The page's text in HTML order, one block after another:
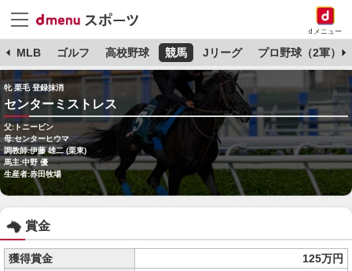
dメニュー
MLB ゴルフ 高校野球 競馬 Jリーグ プロ野球（2軍）
牝 栗毛 登録抹消
センターミストレス
父:トニービン
母:センターヒウマ
調教師:伊藤 雄二 (栗東)
馬主:中野 優
生産者:赤田牧場
賞金
獲得賞金
125万円